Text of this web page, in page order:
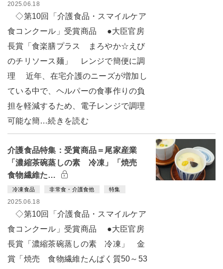
2025.06.18
◇第10回「介護食品・スマイルケア
食コンクール」受賞商品 ●大臣官房
長賞「食楽膳プラス まろやか☆えび
のチリソース麺」 レンジで簡便に調
理 近年、在宅介護のニーズが増加し
ている中で、ヘルパーの食事作りの負
担を軽減するため、電子レンジで調理
可能な簡…続きを読む
介護食品特集：受賞商品＝尾家産業
「濃縮茶碗蒸しの素 冷凍」「焼売
食物繊維た…
冷凍食品 非常食・介護食他 特集
2025.06.18
◇第10回「介護食品・スマイルケア
食コンクール」受賞商品 ●大臣官房
長賞「濃縮茶碗蒸しの素 冷凍」 金
賞「焼売 食物繊維たんぱく質50～53